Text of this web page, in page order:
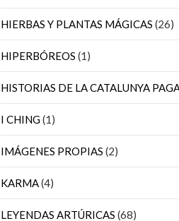
HIERBAS Y PLANTAS MÁGICAS (26)
HIPERBÓREOS (1)
HISTORIAS DE LA CATALUNYA
I CHING(1)
IMÁGENES PROPIAS (2)
KARMA(4)
LEYENDAS ARTÚRICAS (68)